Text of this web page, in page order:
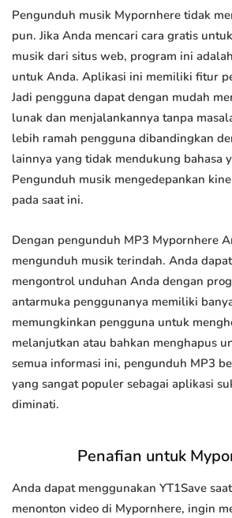
Pengunduh musik Mypornhere tidak
pun. Jika Anda mencari cara gratis
musik dari situs web, program ini
untuk Anda. Aplikasi ini memiliki fitur
Jadi pengguna dapat dengan mudah
lunak dan menjalankannya tanpa
lebih ramah pengguna dibandingkan
lainnya yang tidak mendukung bahasa
Pengunduh musik mengedepankan
pada saat ini.
Dengan pengunduh MP3 Mypornhere
mengunduh musik terindah. Anda
mengontrol unduhan Anda dengan
antarmuka penggunanya memiliki
memungkinkan pengguna untuk
melanjutkan atau bahkan menghapus
semua informasi ini, pengunduh MP3
yang sangat populer sebagai aplikasi
diminati.
Penafian untuk
Anda dapat menggunakan YT1Save
menonton video di Mypornhere, ingin